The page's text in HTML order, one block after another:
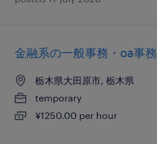
金融系の一般事務・oa事務
栃木県大田原市, 栃木県
temporary
¥1250.00 per hour